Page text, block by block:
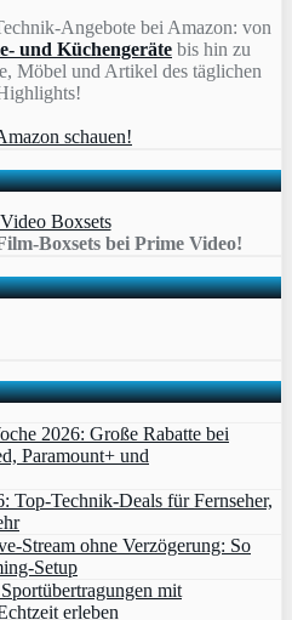
Angebote bei Amazon: von
und Küchengeräte bis hin zu
Möbel und Artikel des täglichen
Boxsets bei Prime Video!
2026: Große Rabatte bei
Paramount+ und
Top-Technik-Deals für Fernseher,
Stream ohne Verzögerung: So
Setup
mit
erleben